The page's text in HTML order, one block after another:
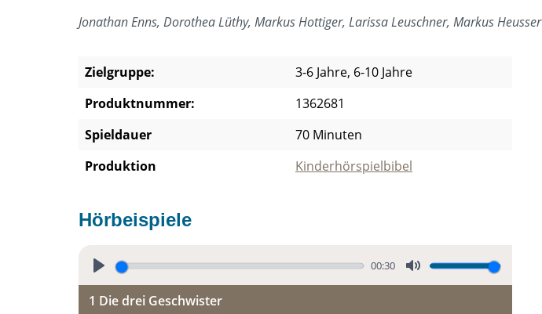
Jonathan Enns, Dorothea Lüthy, Markus Hottiger, Larissa Leuschner, Markus Heusser
Zielgruppe:
3-6 Jahre, 6-10 Jahre
Produktnummer:
1362681
Spieldauer
70 Minuten
Produktion
Kinderhörspielbibel
Hörbeispiele
P
l
00:30
M
1 Die drei Geschwister